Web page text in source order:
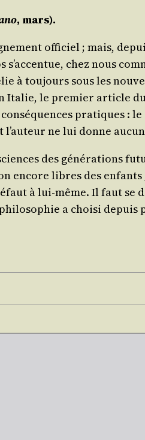
, mars).
offi­ciel ; mais,
chez nous
à tou­jours sous les
Ita­lie, le pre­mier article
pra­tiques :
ne lui donne
des géné­ra­tions
encore libres des
à lui-même. Il faut se
a choi­si depuis